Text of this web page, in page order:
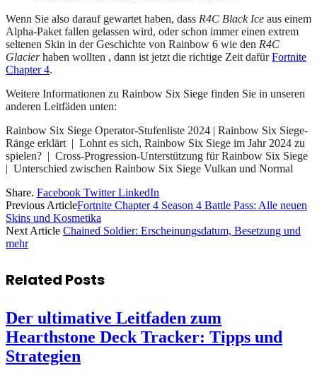
Wenn Sie also darauf gewartet haben, dass R4C Black Ice aus einem
Alpha-Paket fallen gelassen wird, oder schon immer einen extrem
seltenen Skin in der Geschichte von Rainbow 6 wie den R4C
Glacierhaben wollten , dann ist jetzt die richtige Zeit dafürFortnite
Chapter 4.
Weitere Informationen zu Rainbow Six Siege finden Sie in unseren
anderen Leitfäden unten:
Rainbow Six Siege Operator-Stufenliste 2024 | Rainbow Six Siege-
Ränge erklärt | Lohnt es sich, Rainbow Six Siege im Jahr 2024 zu
spielen? | Cross-Progression-Unterstützung für Rainbow Six Siege
| Unterschied zwischen Rainbow Six Siege Vulkan und Normal
Share. Facebook Twitter LinkedIn
Previous ArticleFortnite Chapter 4 Season 4 Battle Pass: Alle neuen
Skins und Kosmetika
Next Article Chained Soldier: Erscheinungsdatum, Besetzung und
mehr
Related Posts
Der ultimative Leitfaden zum
Hearthstone Deck Tracker: Tipps und
Strategien